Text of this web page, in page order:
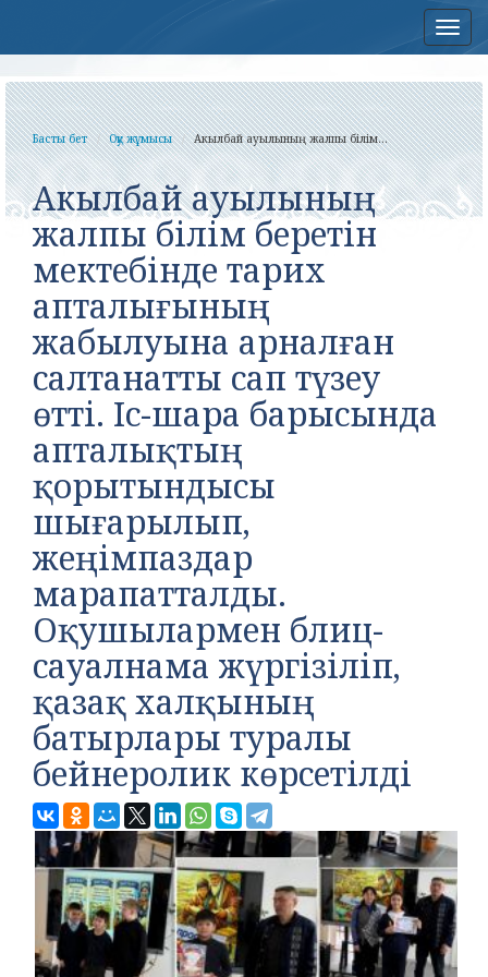
Басты бет Оқу жұмысы Акылбай ауылының жалпы білім...
Акылбай ауылының
жалпы білім беретін
мектебінде тарих
апталығының
жабылуына арналған
салтанатты сап түзеу
өтті. Іс-шара барысында
апталықтың
қорытындысы
шығарылып,
жеңімпаздар
марапатталды.
Оқушылармен блиц-
сауалнама жүргізіліп,
қазақ халқының
батырлары туралы
бейнеролик көрсетілді